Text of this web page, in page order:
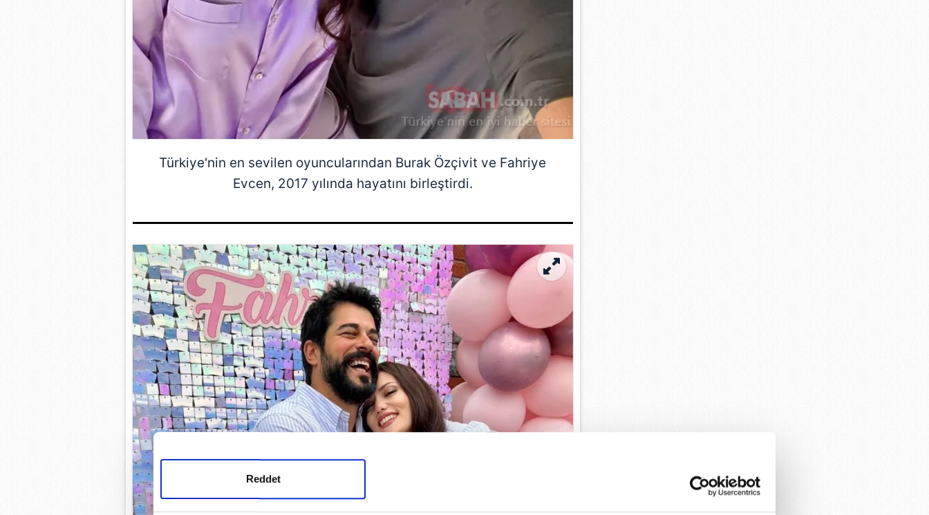
Reddet
Türkiye'nin en sevilen oyuncularından Burak Özçivit ve Fahriye
Evcen, 2017 yılında hayatını birleştirdi.